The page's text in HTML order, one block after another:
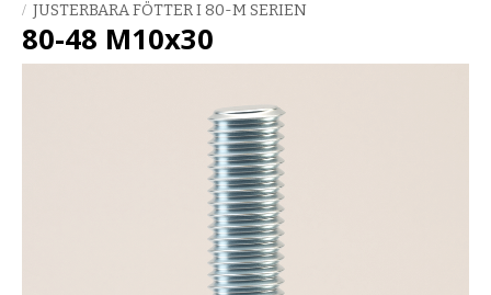
JUSTERBARA FÖTTER I 80-M SERIEN
80-48 M10x30